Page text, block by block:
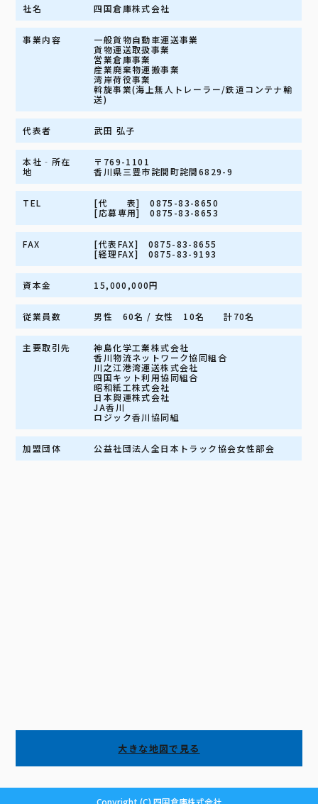
社名 四国倉庫株式会社
事業内容
一般貨物自動車運送事業
貨物運送取扱事業
営業倉庫事業
産業廃棄物運搬事業
湾岸荷役事業
斡旋事業(海上無人トレーラー/鉄道コンテナ輸
送)
代表者 武田 弘子
本社‐所在
地
〒769-1101
香川県三豊市詫間町詫間6829-9
TEL
[代 表] 0875-83-8650
[応募専用] 0875-83-8653
FAX
[代表FAX] 0875-83-8655
[経理FAX] 0875-83-9193
資本金 15,000,000円
従業員数 男性 60名 / 女性 10名 計70名
主要取引先
神島化学工業株式会社
香川物流ネットワーク協同組合
川之江港湾運送株式会社
四国キット利用協同組合
昭和紙工株式会社
日本興運株式会社
JA香川
ロジック香川協同組
加盟団体 公益社団法人全日本トラック協会女性部会
大きな地図で見る